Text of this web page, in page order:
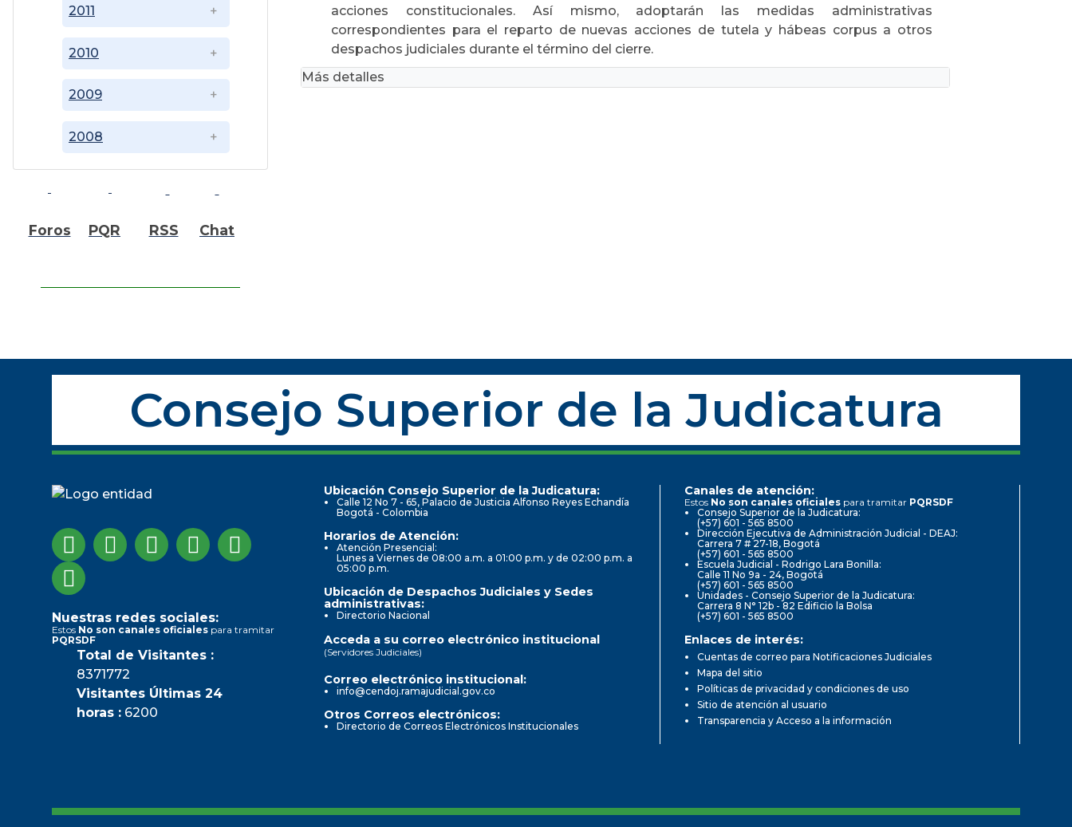
2008
2009
2010
2011
Foros PQR RSS Chat
acciones constitucionales. Así mismo, adoptarán las medidas administrativas
correspondientes para el reparto de nuevas acciones de tutela y hábeas corpus a otros
despachos judiciales durante el término del cierre.
Más detalles
Consejo Superior de la Judicatura
Nuestras redes sociales:
Estos No son canales oficiales para tramitar
PQRSDF
Total de Visitantes :
8371772
Visitantes Últimas 24
horas : 6200
Ubicación Consejo Superior de la Judicatura:
Calle 12 No 7 - 65, Palacio de Justicia Alfonso Reyes Echandía
Bogotá - Colombia
Horarios de Atención:
Atención Presencial:
Lunes a Viernes de 08:00 a.m. a 01:00 p.m. y de 02:00 p.m. a
05:00 p.m.
Ubicación de Despachos Judiciales y Sedes
administrativas:
Directorio Nacional
Canales de atención:
Estos No son canales oficiales para tramitar PQRSDF
Consejo Superior de la Judicatura:
(+57) 601 - 565 8500
Dirección Ejecutiva de Administración Judicial - DEAJ:
Carrera 7 # 27-18, Bogotá
(+57) 601 - 565 8500
Escuela Judicial - Rodrigo Lara Bonilla:
Calle 11 No 9a - 24, Bogotá
(+57) 601 - 565 8500
Unidades - Consejo Superior de la Judicatura:
Carrera 8 N° 12b - 82 Edificio la Bolsa
(+57) 601 - 565 8500
Acceda a su correo electrónico institucional
(Servidores Judiciales)
Correo electrónico institucional:
info@cendoj.ramajudicial.gov.co
Otros Correos electrónicos:
Directorio de Correos Electrónicos Institucionales
Enlaces de interés:
Cuentas de correo para Notificaciones Judiciales
Mapa del sitio
Políticas de privacidad y condiciones de uso
Sitio de atención al usuario
Transparencia y Acceso a la información